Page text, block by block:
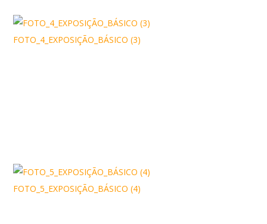
FOTO_4_EXPOSIÇÃO_BÁSICO (3)
FOTO_5_EXPOSIÇÃO_BÁSICO (4)